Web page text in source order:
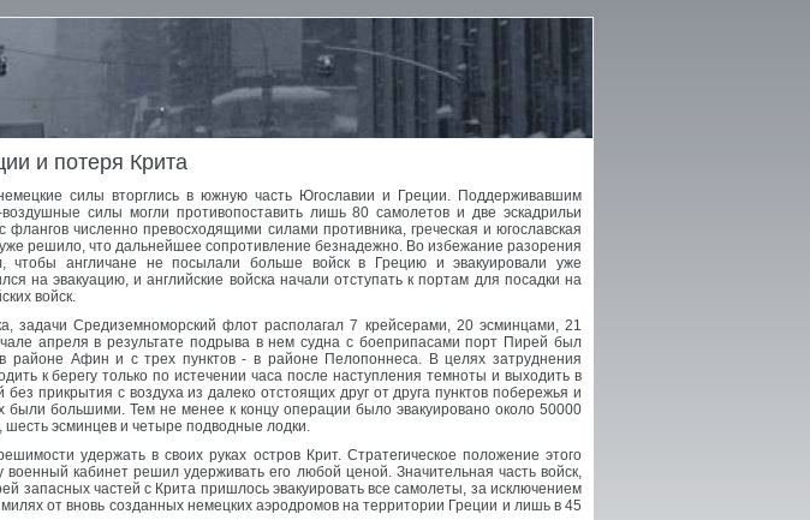
и потеря Крита
силы вторглись в южную часть Югославии и Греции. Поддерживавшим
силы могли противопоставить лишь 80 самолетов и две эскадрильи
численно превосходящими силами противника, греческая и югославская
решило, что дальнейшее сопротивление безнадежно. Во избежание разорения
чтобы англичане не посылали больше войск в Грецию и эвакуировали уже
на эвакуацию, и английские войска начали отступать к портам для посадки на
войск.
задачи Средиземноморский флот располагал 7 крейсерами, 20 эсминцами, 21
апреля в результате подрыва в нем судна с боеприпасами порт Пирей был
районе Афин и с трех пунктов - в районе Пелопоннеса. В целях затруднения
к берегу только по истечении часа после наступления темноты и выходить в
прикрытия с воздуха из далеко отстоящих друг от друга пунктов побережья и
большими. Тем не менее к концу операции было эвакуировано около 50000
шесть эсминцев и четыре подводные лодки.
удержать в своих руках остров Крит. Стратегическое положение этого
кабинет решил удерживать его любой ценой. Значительная часть войск,
запасных частей с Крита пришлось эвакуировать все самолеты, за исключением
от вновь созданных немецких аэродромов на территории Греции и лишь в 45